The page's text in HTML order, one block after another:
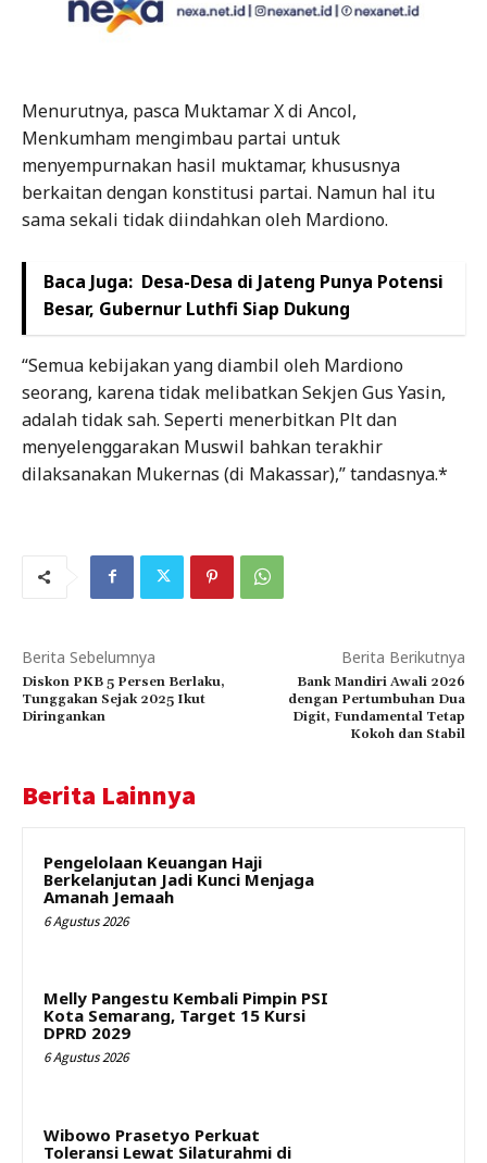
Menurutnya, pasca Muktamar X di Ancol,
Menkumham mengimbau partai untuk
menyempurnakan hasil muktamar, khususnya
berkaitan dengan konstitusi partai. Namun hal itu
sama sekali tidak diindahkan oleh Mardiono.
Baca Juga: Desa-Desa di Jateng Punya Potensi
Besar, Gubernur Luthfi Siap Dukung
“Semua kebijakan yang diambil oleh Mardiono
seorang, karena tidak melibatkan Sekjen Gus Yasin,
adalah tidak sah. Seperti menerbitkan Plt dan
menyelenggarakan Muswil bahkan terakhir
dilaksanakan Mukernas (di Makassar),” tandasnya.*
Berita Sebelumnya
Diskon PKB 5 Persen Berlaku,
Tunggakan Sejak 2025 Ikut
Diringankan
Berita Berikutnya
Bank Mandiri Awali 2026
dengan Pertumbuhan Dua
Digit, Fundamental Tetap
Kokoh dan Stabil
Berita Lainnya
Pengelolaan Keuangan Haji
Berkelanjutan Jadi Kunci Menjaga
Amanah Jemaah
6 Agustus 2026
Melly Pangestu Kembali Pimpin PSI
Kota Semarang, Target 15 Kursi
DPRD 2029
6 Agustus 2026
Wibowo Prasetyo Perkuat
Toleransi Lewat Silaturahmi di